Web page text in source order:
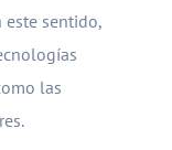
este sentido,
las